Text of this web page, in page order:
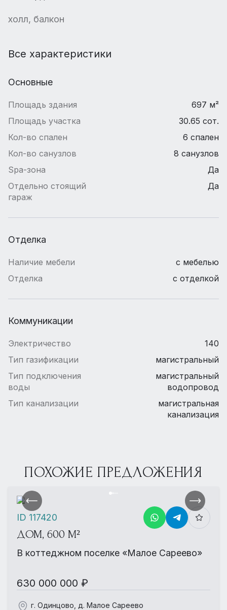
холл, балкон
Все характеристики
Основные
Площадь здания
697 м²
Площадь участка
30.65 сот.
Кол-во спален
6 спален
Кол-во санузлов
8 санузлов
Spa-зона
Да
Отдельно стоящий
гараж
Да
Отделка
Наличие мебели
с мебелью
Отделка
с отделкой
Коммуникации
Электричество
140
Тип газификации
магистральный
Тип подключения
воды
магистральный
водопровод
Тип канализации
магистральная
канализация
ПОХОЖИЕ ПРЕДЛОЖЕНИЯ
ДОМ, 600 М²
В коттеджном поселке «Малое Сареево»
630 000 000 ₽
г. Одинцово, д. Малое Сареево
ID 117420